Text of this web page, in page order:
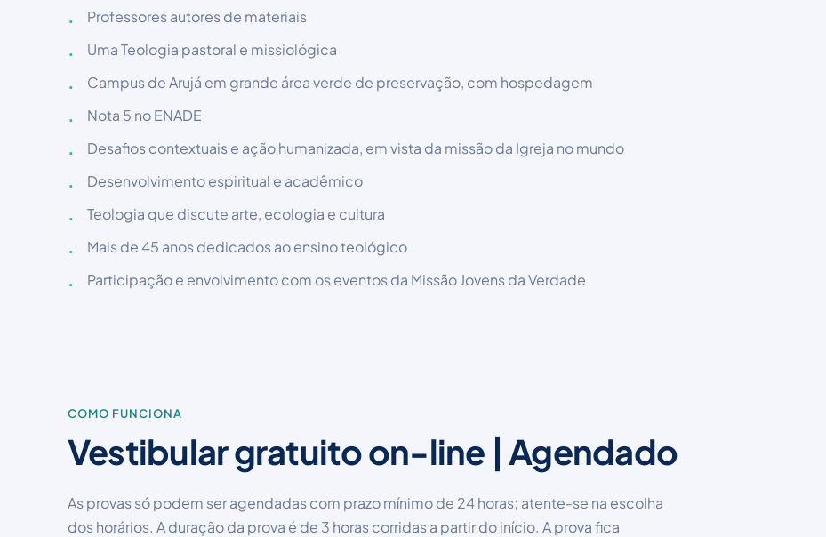
Professores autores de materiais
Uma Teologia pastoral e missiológica
Campus de Arujá em grande área verde de preservação, com hospedagem
Nota 5 no ENADE
Desafios contextuais e ação humanizada, em vista da missão da Igreja no mundo
Desenvolvimento espiritual e acadêmico
Teologia que discute arte, ecologia e cultura
Mais de 45 anos dedicados ao ensino teológico
Participação e envolvimento com os eventos da Missão Jovens da Verdade
COMO FUNCIONA
Vestibular gratuito on-line | Agendado
As provas só podem ser agendadas com prazo mínimo de 24 horas; atente-se na escolha
dos horários. A duração da prova é de 3 horas corridas a partir do início. A prova fica